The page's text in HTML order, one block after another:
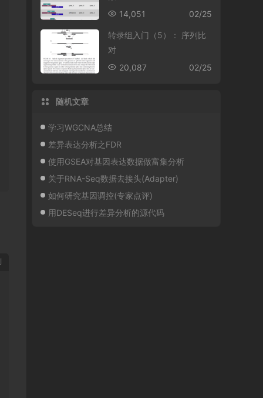
02/25
14,051
转录组入门（5）： 序列比
对
02/25
20,087
随机文章
学习WGCNA总结
差异表达分析之FDR
使用GSEA对基因表达数据做富集分析
关于RNA-Seq数据去接头(Adapter)
如何研究基因调控(专家点评)
用DESeq进行差异分析的源代码